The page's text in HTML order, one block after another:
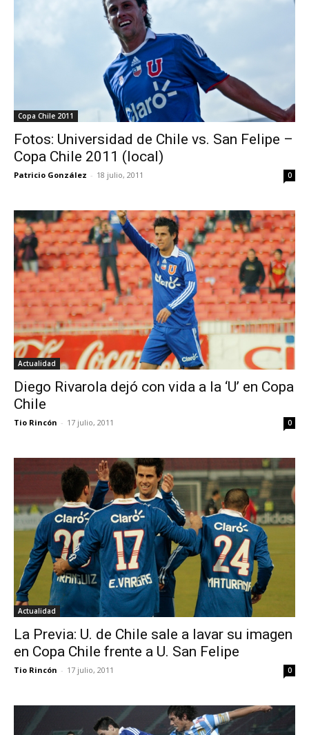
Copa Chile 2011
Fotos: Universidad de Chile vs. San Felipe –
Copa Chile 2011 (local)
Patricio González - 18 julio, 2011 0
Actualidad
Diego Rivarola dejó con vida a la ‘U’ en Copa
Chile
Tio Rincón - 17 julio, 2011 0
Actualidad
La Previa: U. de Chile sale a lavar su imagen
en Copa Chile frente a U. San Felipe
Tio Rincón - 17 julio, 2011 0